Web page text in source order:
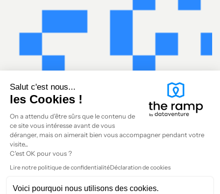
Salut c'est nous...
les Cookies !
On a attendu d'être sûrs que le contenu de
ce site vous intéresse avant de vous
déranger, mais on aimerait bien vous accompagner pendant votre
visite...
C'est OK pour vous ?
Lire notre politique de confidentialitéDéclaration de cookies
Voici pourquoi nous utilisons des cookies.